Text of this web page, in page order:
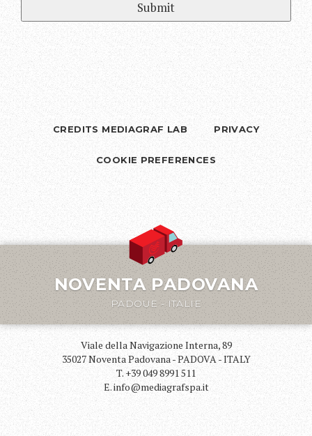
CREDITS MEDIAGRAF LAB PRIVACY
COOKIE PREFERENCES
NOVENTA PADOVANA
PADOUE - ITALIE
Viale della Navigazione Interna, 89
35027 Noventa Padovana - PADOVA - ITALY
T. +39 049 8991 511
E. info@mediagrafspa.it